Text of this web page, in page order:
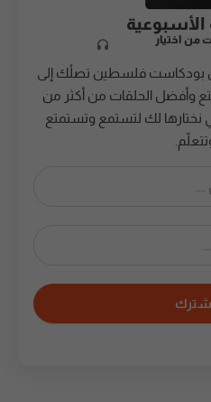
الأسبوعية
اختيار
بودكاست فلسطين تصلُك إلى
وأفضل الحلقات من أكثر من
نختارها لك لتستمع وتستمتع